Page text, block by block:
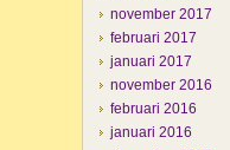
november 2017
februari 2017
januari 2017
november 2016
februari 2016
januari 2016